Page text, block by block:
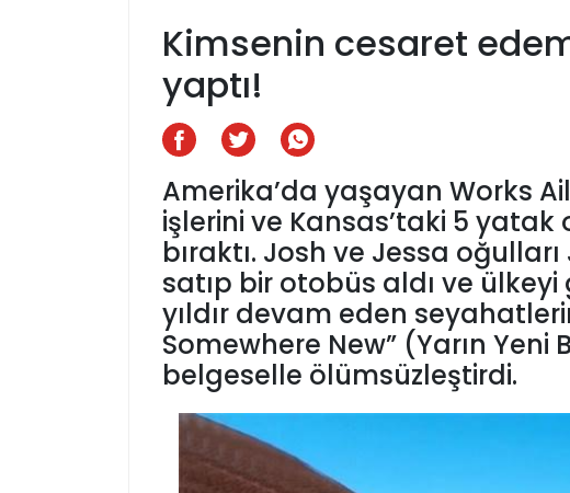
Kimsenin cesaret
yaptı!
Amerika’da yaşayan Works
işlerini ve Kansas’taki 5 yatak
bıraktı. Josh ve Jessa
satıp bir otobüs aldı ve ülkeyi
yıldır devam eden
Somewhere New” (Yarın Yeni
belgeselle ölümsüzleştirdi.